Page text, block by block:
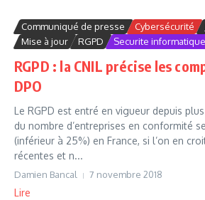
Communiqué de presse Cybersécurité
Mise à jour
RGPD Securite informatique
RGPD : la CNIL précise les
DPO
Le RGPD est entré en vigueur depuis
du nombre d’entreprises en conformité
(inférieur à 25%) en France, si l’on en
récentes et n...
Damien Bancal 7 novembre 2018
Lire